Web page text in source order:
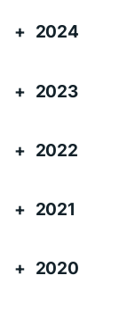
2024
2023
2022
2021
2020